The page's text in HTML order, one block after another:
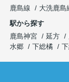
鹿島線
大洗鹿島
駅から探す
鹿島神宮
延方
水郷
下総橘